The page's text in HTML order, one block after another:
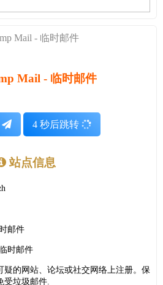
Mail - 临时邮件
Mail - 临时邮件
4 秒后跳转
站点信息
邮件
时邮件
疑的网站、论坛或社交网络上注册。保
受垃圾邮件.